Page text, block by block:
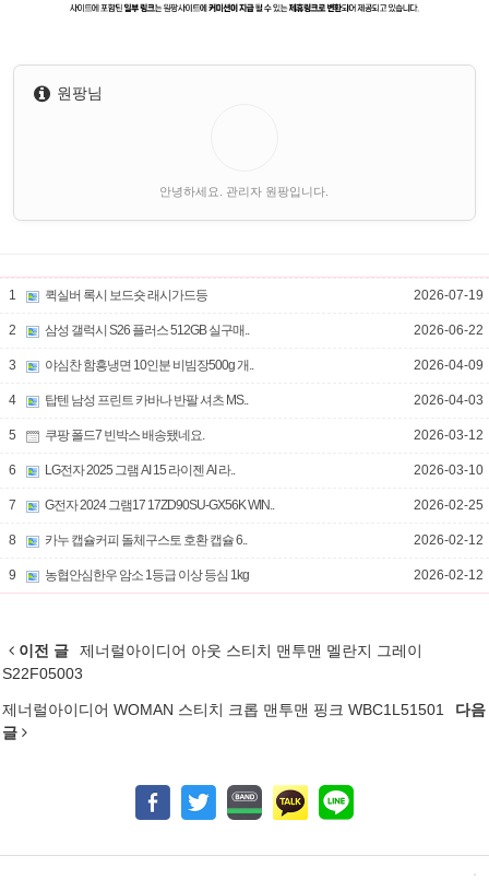
원팡님
안녕하세요. 관리자 원팡입니다.
1 퀵실버 록시 보드숏 래시가드등 2026-07-19
2 삼성 갤럭시 S26 플러스 512GB 실구매.. 2026-06-22
3 야심찬 함흥냉면 10인분 비빔장500g 개.. 2026-04-09
4 탑텐 남성 프린트 카바나 반팔 셔츠 MS.. 2026-04-03
5 쿠팡 폴드7 빈박스 배송됐네요. 2026-03-12
6 LG전자 2025 그램 AI 15 라이젠 AI 라.. 2026-03-10
7 G전자 2024 그램17 17ZD90SU-GX56K WIN.. 2026-02-25
8 카누 캡슐커피 돌체구스토 호환 캡슐 6.. 2026-02-12
9 농협안심한우 암소 1등급 이상 등심 1kg 2026-02-12
이전 글
제너럴아이디어 아웃 스티치 맨투맨 멜란지 그레이
S22F05003
제너럴아이디어 WOMAN 스티치 크롭 맨투맨 핑크 WBC1L51501
다음
글